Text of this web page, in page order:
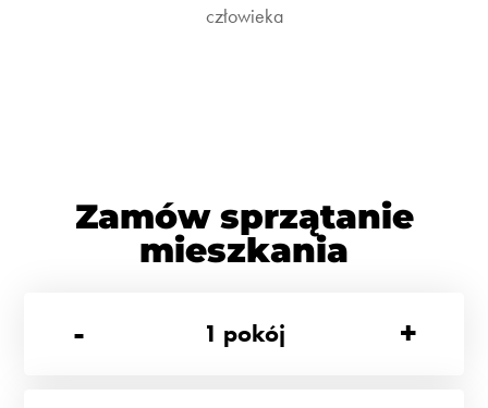
człowieka
Zamów sprzątanie
mieszkania
-
1 pokój +